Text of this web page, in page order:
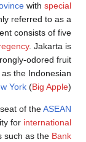
with special
referred to as a
consists of five
. Jakarta is
odored fruit
the Indonesian
York (Big Apple).
of theASEAN
for international
such as the Bank